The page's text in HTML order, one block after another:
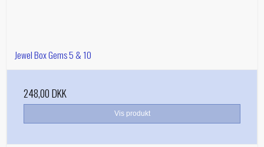
Jewel Box Gems 5 & 10
248,00 DKK
Vis produkt